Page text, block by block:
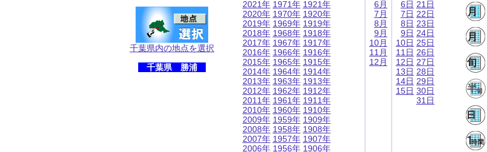
千葉県内の地点を選択
千葉県 勝浦
2021年
2020年
2019年
2018年
2017年
2016年
2015年
2014年
2013年
2012年
2011年
2010年
2009年
2008年
2007年
2006年
1971年
1970年
1969年
1968年
1967年
1966年
1965年
1964年
1963年
1962年
1961年
1960年
1959年
1958年
1957年
1956年
1921年
1920年
1919年
1918年
1917年
1916年
1915年
1914年
1913年
1912年
1911年
1910年
1909年
1908年
1907年
1906年
6月
7月
8月
9月
10月
11月
12月
6日
7日
8日
9日
10日
11日
12日
13日
14日
15日
21日
22日
23日
24日
25日
26日
27日
28日
29日
30日
31日